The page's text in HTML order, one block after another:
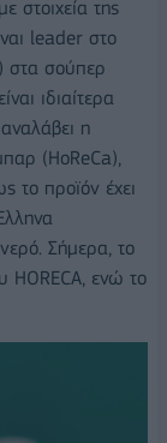
της
leader στο
στα σούπερ
ιδιαίτερα
η
(HoReCa),
το προϊόν έχει
Σήμερα, το
HORECA, ενώ το